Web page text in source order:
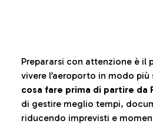
Prepararsi con attenzione è il
vivere l’aeroporto in modo più
cosa fare prima di partire da
di gestire meglio tempi,
riducendo imprevisti e